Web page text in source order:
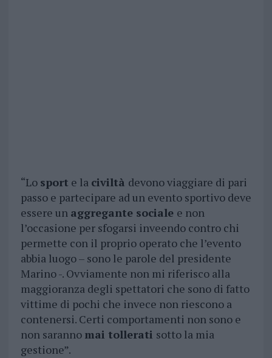
“Lo sport e la civiltà devono viaggiare di pari
passo e partecipare ad un evento sportivo deve
essere un aggregante sociale e non
l’occasione per sfogarsi inveendo contro chi
permette con il proprio operato che l’evento
abbia luogo – sono le parole del presidente
Marino -. Ovviamente non mi riferisco alla
maggioranza degli spettatori che sono di fatto
vittime di pochi che invece non riescono a
contenersi. Certi comportamenti non sono e
non saranno mai tollerati sotto la mia
gestione”.